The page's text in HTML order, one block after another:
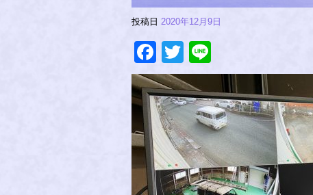
投稿日 2020年12月9日
Facebook
Twitter